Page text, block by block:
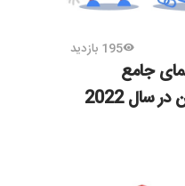
195 بازدید
جامع